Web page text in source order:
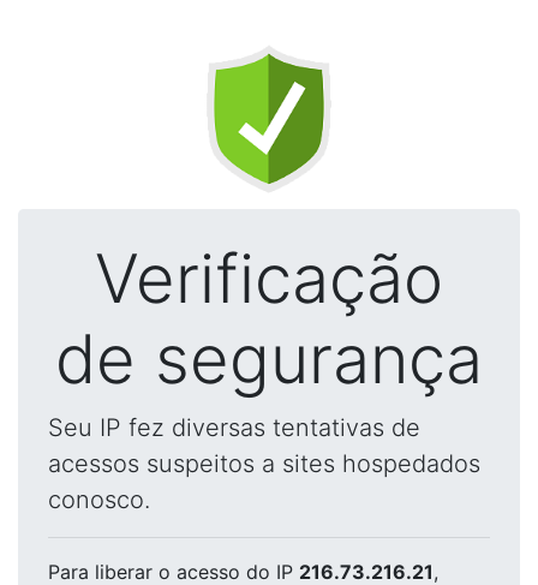
Verificação
de segurança
Seu IP fez diversas tentativas de
acessos suspeitos a sites hospedados
conosco.
Para liberar o acesso do IP 216.73.216.21,